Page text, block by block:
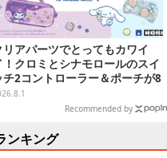
リアパーツでとってもカワイ
！クロミとシナモロールのスイ
チ2コントローラー＆ポーチが8
ら順次発売
Recommended by
ンキング